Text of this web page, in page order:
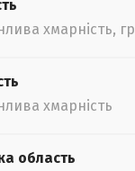
хмарність,
хмарність
область